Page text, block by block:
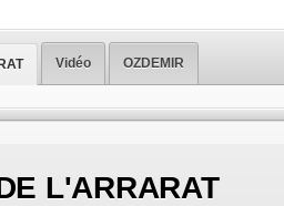
Vidéo OZDEMIR
L'ARRARAT